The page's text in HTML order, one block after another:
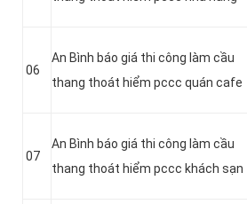
06
An Bình báo giá thi công làm cầu
thang thoát hiểm pccc quán cafe
07
An Bình báo giá thi công làm cầu
thang thoát hiểm pccc khách sạn